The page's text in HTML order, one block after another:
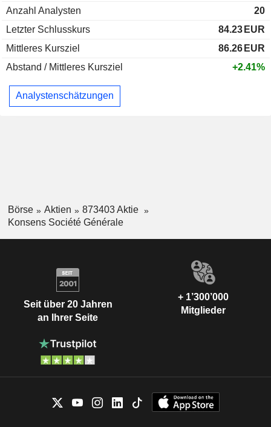
Anzahl Analysten
20
Letzter Schlusskurs
84.23 EUR
Mittleres Kursziel
86.26 EUR
Abstand / Mittleres Kursziel
+2.41%
Analystenschätzungen
Börse Aktien
873403 Aktie
Konsens Société Générale
Seit über 20 Jahren
an Ihrer Seite
+ 1’300’000
Mitglieder